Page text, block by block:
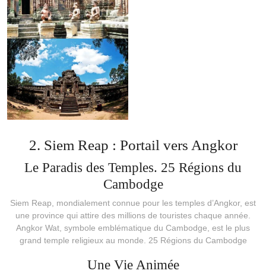
2. Siem Reap : Portail vers Angkor
Le Paradis des Temples. 25 Régions du
Cambodge
Siem Reap, mondialement connue pour les temples d’Angkor, est
une province qui attire des millions de touristes chaque année.
Angkor Wat, symbole emblématique du Cambodge, est le plus
grand temple religieux au monde. 25 Régions du Cambodge
Une Vie Animée